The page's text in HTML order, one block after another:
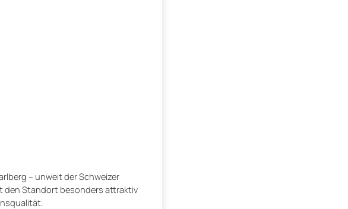
– unweit der Schweizer
den Standort besonders attraktiv